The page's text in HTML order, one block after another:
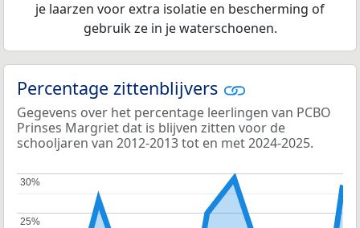
je laarzen voor extra isolatie en bescherming of
gebruik ze in je waterschoenen.
Percentage zittenblijvers
Gegevens over het percentage leerlingen van PCBO
Prinses Margriet dat is blijven zitten voor de
schooljaren van 2012-2013 tot en met 2024-2025.
25%
25%
30%
30%